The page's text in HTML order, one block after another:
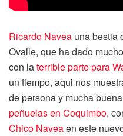
Ricardo Navea una bestia
Ovalle, que ha dado
con laterrible parte para
un tiempo, aqui nos
de persona y mucha
peñuelas en Coquimbo,
Chico Naveaen este